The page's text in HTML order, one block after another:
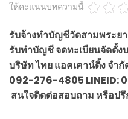
ให้คะแนนบทความนี้
รับจ้างทำบัญชีวัดสามพระยา
รับทำบัญชี จดทะเบียนจัดตั้ง
บริษัท ไทย แอคเคาน์ติ้ง จำ
092-276-4805 LINEID:
สนใจติดต่อสอบถาม หรือป